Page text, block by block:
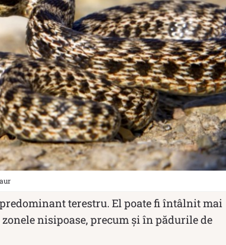
terestru. El poate fi întâlnit mai
nisipoase, precum şi în pădurile de